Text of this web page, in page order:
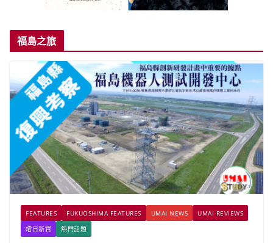
福島之旅
FEATURES FUKUOSHIMA FEATURES UMAI NEWS
UMAI REVIEWS
嚐日新資
熱門話題